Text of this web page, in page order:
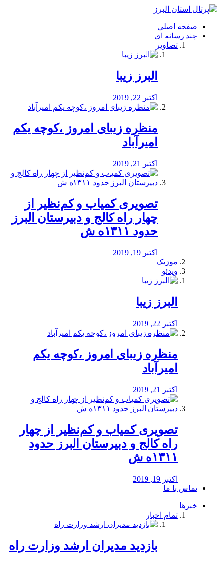
فصد
شرق
تهران
خشکشویی
صفحه اصلی
چند رسانه ای
تصاویر
البرز زیبا
اکتبر 22, 2019
منظره‌‌ زیبای امروز ،کوچه یکم
امیرآباد
اکتبر 21, 2019
️تصویری کمیاب و کم‌نظیر از
چهار راه كالج و دبيرستان البرز
حدود ۱۳۱۱ه ش
اکتبر 19, 2019
موزیک
ویدئو
البرز زیبا
اکتبر 22, 2019
منظره‌‌ زیبای امروز ،کوچه یکم
امیرآباد
اکتبر 21, 2019
️تصویری کمیاب و کم‌نظیر از چهار
راه كالج و دبيرستان البرز حدود
۱۳۱۱ه ش
اکتبر 19, 2019
تماس با ما
خبرها
تمام اخبار
بازدید مدیران ارشد وزارت راه